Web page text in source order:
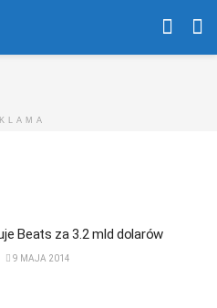
Beats za 3.2 mld dolarów
9 MAJA 2014